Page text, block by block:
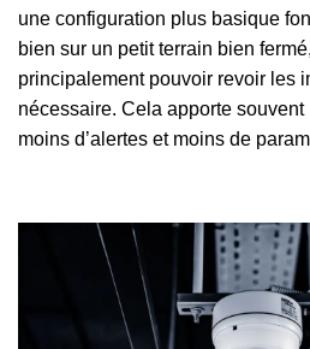
une configuration plus basique
bien sur un petit terrain bien
principalement pouvoir revoir les
nécessaire. Cela apporte
moins d’alertes et moins de